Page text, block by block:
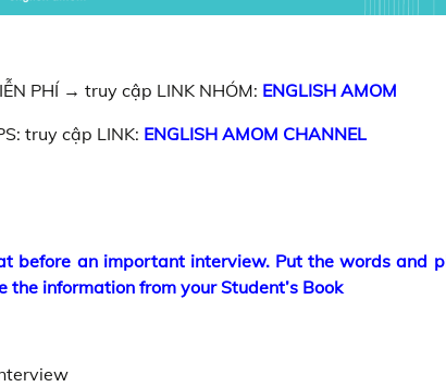
PHÍ → truy cập LINK NHÓM: ENGLISH AMOM
truy cập LINK: ENGLISH AMOM CHANNEL
before an important interview. Put the words and
information from your Student’s Book